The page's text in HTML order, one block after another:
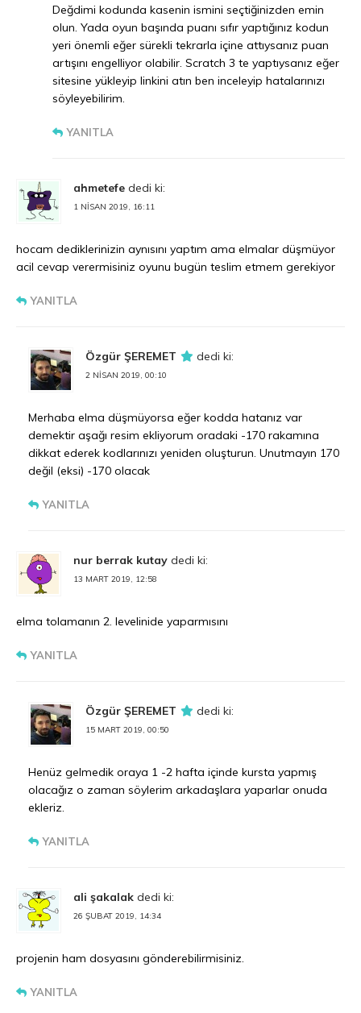
Değdimi kodunda kasenin ismini seçtiğinizden emin
olun. Yada oyun başında puanı sıfır yaptığınız kodun
yeri önemli eğer sürekli tekrarla içine attıysanız puan
artışını engelliyor olabilir. Scratch 3 te yaptıysanız eğer
sitesine yükleyip linkini atın ben inceleyip hatalarınızı
söyleyebilirim.
YANITLA
ahmetefe dedi ki:
1 NISAN 2019, 16:11
hocam dediklerinizin aynısını yaptım ama elmalar düşmüyor
acil cevap verermisiniz oyunu bugün teslim etmem gerekiyor
YANITLA
Özgür ŞEREMET dedi ki:
2 NISAN 2019, 00:10
Merhaba elma düşmüyorsa eğer kodda hatanız var
demektir aşağı resim ekliyorum oradaki -170 rakamına
dikkat ederek kodlarınızı yeniden oluşturun. Unutmayın 170
değil (eksi) -170 olacak
YANITLA
nur berrak kutay dedi ki:
13 MART 2019, 12:58
elma tolamanın 2. levelinide yaparmısını
YANITLA
Özgür ŞEREMET dedi ki:
15 MART 2019, 00:50
Henüz gelmedik oraya 1 -2 hafta içinde kursta yapmış
olacağız o zaman söylerim arkadaşlara yaparlar onuda
ekleriz.
YANITLA
ali şakalak dedi ki:
26 ŞUBAT 2019, 14:34
projenin ham dosyasını gönderebilirmisiniz.
YANITLA